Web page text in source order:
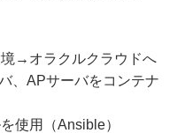
境→オラクルクラウドへ
、APサーバをコンテナ
使用（Ansible）